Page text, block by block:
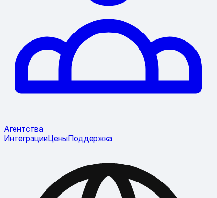
Агентства
ИнтеграцииЦеныПоддержка